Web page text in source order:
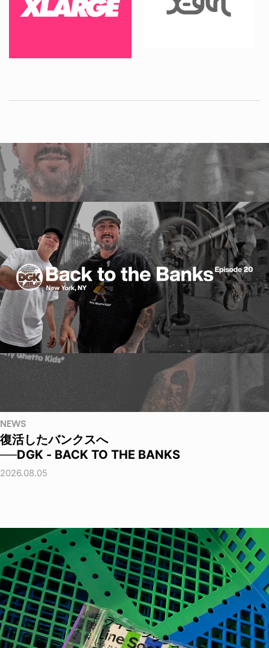
NEWS
復活したバンクスへ
──DGK - BACK TO THE BANKS
2026.08.05